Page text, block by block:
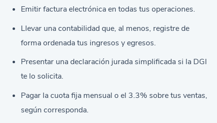
Emitir factura electrónica en todas tus operaciones.
Llevar una contabilidad que, al menos, registre de
forma ordenada tus ingresos y egresos.
Presentar una declaración jurada simplificada si la DGI
te lo solicita.
Pagar la cuota fija mensual o el 3.3% sobre tus ventas,
según corresponda.